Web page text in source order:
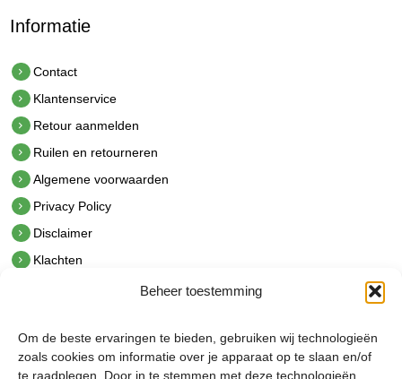
Beheer toestemming
Om de beste ervaringen te bieden, gebruiken wij technologieën
zoals cookies om informatie over je apparaat op te slaan en/of
te raadplegen. Door in te stemmen met deze technologieën
Informatie
Contact
Klantenservice
Retour aanmelden
Ruilen en retourneren
Algemene voorwaarden
Privacy Policy
Disclaimer
Klachten
hetindustriehuis B.V.
De Hoek 1 1601 MR Enkhuizen
t.0228 53 00 40